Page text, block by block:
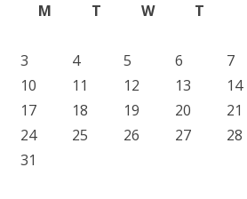
M
T W T
3
4 5 6 7
10
11 12 13 14
17
18 19 20 21
24
25 26 27 28
31